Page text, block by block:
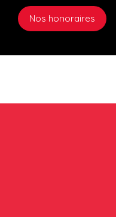
Nos honoraires